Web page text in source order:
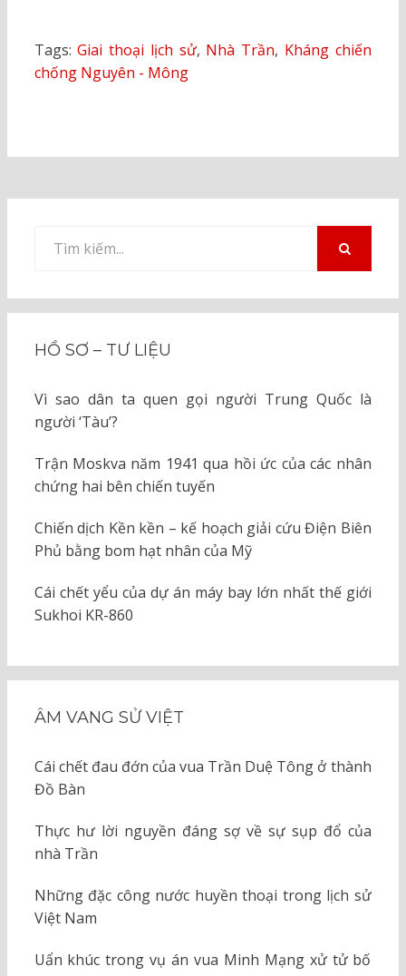
Tags:Giai thoại lịch sử, Nhà Trần, Kháng chiến
chống Nguyên - Mông
kiếm
HỒ SƠ – TƯ LIỆU
Vì sao dân ta quen gọi người Trung Quốc là
người ‘Tàu’?
Trận Moskva năm 1941 qua hồi ức của các nhân
chứng hai bên chiến tuyến
Chiến dịch Kền kền – kế hoạch giải cứu Điện Biên
Phủ bằng bom hạt nhân của Mỹ
Cái chết yểu của dự án máy bay lớn nhất thế giới
Sukhoi KR-860
ÂM VANG SỬ VIỆT
Cái chết đau đớn của vua Trần Duệ Tông ở thành
Đồ Bàn
Thực hư lời nguyền đáng sợ về sự sụp đổ của
nhà Trần
Những đặc công nước huyền thoại trong lịch sử
Việt Nam
Uẩn khúc trong vụ án vua Minh Mạng xử tử bố